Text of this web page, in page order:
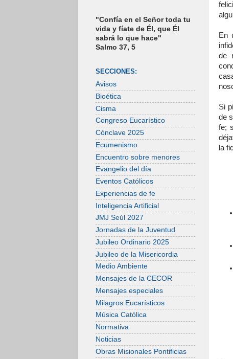
En
de
Si
de
fe;
la
"Confía en el Señor toda tu
vida y fíate de Él, que Él
sabrá lo que hace"
Salmo 37, 5
SECCIONES:
Avisos
Bioética
Cisma
Congreso Eucarístico
Cónclave 2025
Ecumenismo
Encuentro sobre menores
Evangelio del día
Eventos Católicos
Experiencias de fe
Inteligencia Artificial
JMJ Seúl 2027
Jornadas de la Juventud
Jubileo Ordinario 2025
Jubileo de la Misericordia
Medio Ambiente
Mensajes de la CECOR
Mensajes especiales
Milagros Eucarísticos
Música Católica
Normativa
Noticias
Obras Misionales Pontificias